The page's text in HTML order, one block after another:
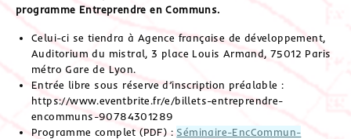
programme Entreprendre en Communs.
Celui-ci se tiendra à Agence française de développement,
Auditorium du mistral, 3 place Louis Armand, 75012 Paris
métro Gare de Lyon.
Entrée libre sous réserve d’inscription préalable :
https://www.eventbrite.fr/e/billets-entreprendre-
encommuns-90784301289
Programme complet (PDF) : Séminaire-EncCommun-